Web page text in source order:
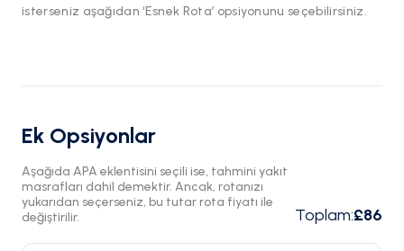
isterseniz aşağıdan ‘Esnek Rota’ opsiyonunu seçebilirsiniz.
Ek Opsiyonlar
Aşağıda APA eklentisini seçili ise, tahmini yakıt
masrafları dahil demektir. Ancak, rotanızı
yukarıdan seçerseniz, bu tutar rota fiyatı ile
değiştirilir.
Toplam:£86